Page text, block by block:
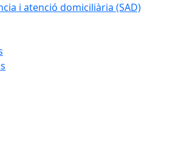
i atenció domiciliària (SAD)